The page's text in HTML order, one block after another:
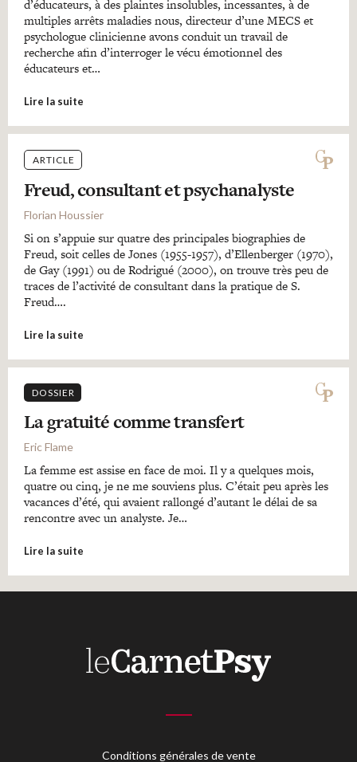
d’éducateurs, à des plaintes insolubles, incessantes, à de
multiples arrêts maladies nous, directeur d’une MECS et
psychologue clinicienne avons conduit un travail de
recherche afin d’interroger le vécu émotionnel des
éducateurs et…
Lire la suite
ARTICLE
Freud, consultant et psychanalyste
Florian Houssier
Si on s’appuie sur quatre des principales biographies de
Freud, soit celles de Jones (1955-1957), d’Ellenberger (1970),
de Gay (1991) ou de Rodrigué (2000), on trouve très peu de
traces de l’activité de consultant dans la pratique de S.
Freud….
Lire la suite
DOSSIER
La gratuité comme transfert
Eric Flame
La femme est assise en face de moi. Il y a quelques mois,
quatre ou cinq, je ne me souviens plus. C’était peu après les
vacances d’été, qui avaient rallongé d’autant le délai de sa
rencontre avec un analyste. Je…
Lire la suite
Conditions générales de vente